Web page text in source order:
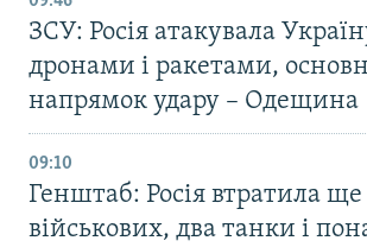
ЗСУ: Росія атакувала
дронами і ракетами,
напрямок удару – Одещина
09:10
Генштаб: Росія втратила ще
військових, два танки і